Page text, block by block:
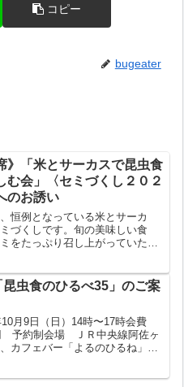
コピー
bugeater
》「米とサーカスで昆虫食
む会」〈セミづくし２０２
のお誘い
恒例となっている米とサーカ
づくしです。旬の美味しい食
をたっぷり召し上がっていただ
親子串揚げ・セミスープ など※
合などで変更になる場...
昆虫食のひるべ35」のご案
月9日（日）14時〜17時会費
予約制会場 ＪＲ中央線阿佐ヶ
カフェバー「よるのひるね」※